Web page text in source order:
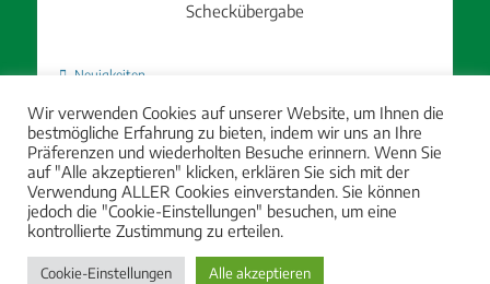
Scheckübergabe
Kategorien
Neuigkeiten
Beitragsnavigation
← Vorheriger
Vorheriger
Beitrag:
Neuer Schützenkönig 2022/23
in Lippling ist Klaus-Dieter
Wiebeler
Nächster →
Nächster
Beitrag:
Freitag, 09.09.2022 |
Bundesschützenfest in
Ostenland
Copyright © 2026 St.-Hubertus-Schützenbruderschaft Lippling e. V.
Wir verwenden Cookies auf unserer Website, um Ihnen die
bestmögliche Erfahrung zu bieten, indem wir uns an Ihre
Präferenzen und wiederholten Besuche erinnern. Wenn Sie
auf "Alle akzeptieren" klicken, erklären Sie sich mit der
Verwendung ALLER Cookies einverstanden. Sie können
jedoch die "Cookie-Einstellungen" besuchen, um eine
kontrollierte Zustimmung zu erteilen.
Cookie-Einstellungen Alle akzeptieren